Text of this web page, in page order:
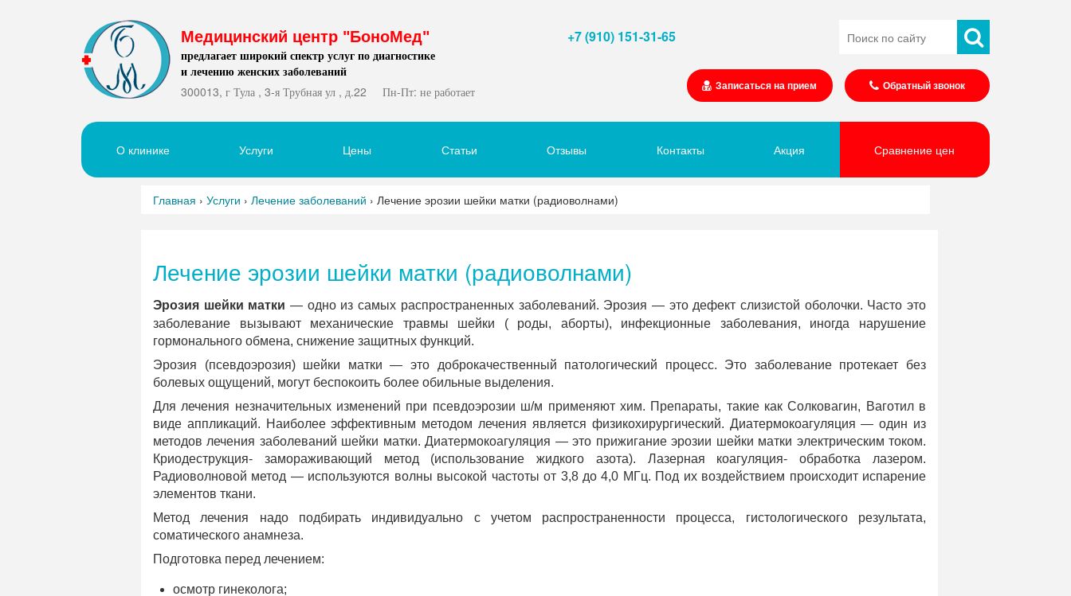
Медицинский центр "БоноМед"
предлагает широкий спектр услуг по диагностике
и лечению женских заболеваний
300013, г Тула , 3-я Трубная ул , д.22
Пн-Пт: не работает
+7 (910) 151-31-65
Записаться на прием Обратный звонок
О клинике Услуги Цены Статьи Отзывы Контакты Акция Сравнение цен
Главная › Услуги › Лечение заболеваний › Лечение эрозии шейки матки (радиоволнами)
Лечение эрозии шейки матки (радиоволнами)
Эрозия шейки матки — одно из самых распространенных заболеваний. Эрозия — это дефект слизистой оболочки. Часто это
заболевание вызывают механические травмы шейки ( роды, аборты), инфекционные заболевания, иногда нарушение
гормонального обмена, снижение защитных функций.
Эрозия (псевдоэрозия) шейки матки — это доброкачественный патологический процесс. Это заболевание протекает без
болевых ощущений, могут беспокоить более обильные выделения.
Для лечения незначительных изменений при псевдоэрозии ш/м применяют хим. Препараты, такие как Солковагин, Ваготил в
виде аппликаций. Наиболее эффективным методом лечения является физикохирургический. Диатермокоагуляция — один из
методов лечения заболеваний шейки матки. Диатермокоагуляция — это прижигание эрозии шейки матки электрическим током.
Криодеструкция- замораживающий метод (использование жидкого азота). Лазерная коагуляция- обработка лазером.
Радиоволновой метод — используются волны высокой частоты от 3,8 до 4,0 МГц. Под их воздействием происходит испарение
элементов ткани.
Метод лечения надо подбирать индивидуально с учетом распространенности процесса, гистологического результата,
соматического анамнеза.
Подготовка перед лечением:
осмотр гинеколога;